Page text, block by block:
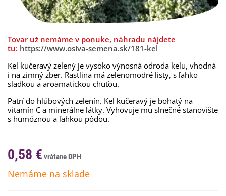
Tovar už nemáme v ponuke, náhradu nájdete
tu: https://www.osiva-semena.sk/181-kel
Kel kučeravý zelený je vysoko výnosná odroda kelu, vhodná
i na zimný zber. Rastlina má zelenomodré listy, s ľahko
sladkou a aroamatickou chuťou.
Patrí do hlúbových zelenín. Kel kučeravý je bohatý na
vitamín C a minerálne látky. Vyhovuje mu slnečné stanovište
s humóznou a ľahkou pôdou.
0,58 €
Nemáme na sklade